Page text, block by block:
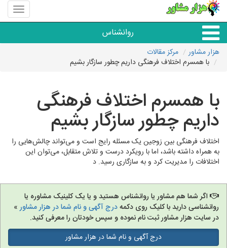
منوی
سایت
مشاور
روانشناس
همه مراکز روانشناسی
گروه روانشناسی
هزار مشاور
مرکز مقالات
با همسرم اختلاف فرهنگی داریم چطور سازگار بشیم
با همسرم اختلاف فرهنگی
داریم چطور سازگار بشیم
اختلاف فرهنگی بین زوجین یک مسئله رایج است و می‌تواند چالش‌هایی را
به همراه داشته باشد، اما با رویکرد درست و تلاش متقابل، می‌توان این
اختلافات را مدیریت کرد و به سازگاری رسید. د
اگر شما هم مشاور یا روانشناس هستید و یا یک کلینیک مشاوره یا
روانشناسی دارید با کلیک روی دکمهدرج آگهی و نام شما در هزار مشاور»
در سایت هزار مشاور ثبت نام نموده و سپس خودتان را معرفی کنید.
درج آگهی و نام شما در هزار مشاور